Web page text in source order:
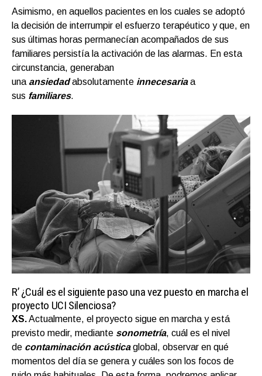
Asimismo, en aquellos pacientes en los cuales se adoptó
la decisión de interrumpir el esfuerzo terapéutico y que, en
sus últimas horas permanecían acompañados de sus
familiares persistía la activación de las alarmas. En esta
circunstancia, generaban
una ansiedadabsolutamente innecesariaa
sus familiares.
R’¿Cuál es el siguiente paso una vez puesto en marcha el
proyecto UCI Silenciosa?
XS.Actualmente, el proyecto sigue en marcha y está
previsto medir, mediante sonometría, cuál es el nivel
de contaminación acústicaglobal, observar en qué
momentos del día se genera y cuáles son los focos de